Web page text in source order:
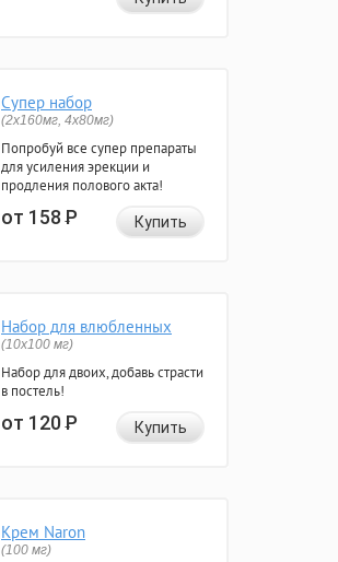
Супер набор
(2х160мг, 4х80мг)
Попробуй все супер препараты
для усиления эрекции и
продления полового акта!
от 158Р Купить
Набор для влюбленных
(10х100 мг)
Набор для двоих, добавь страсти
в постель!
от 120Р Купить
Крем Naron
(100 мг)